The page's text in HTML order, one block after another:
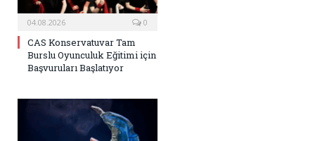
04.08.2026 0
CAS Konservatuvar Tam
Burslu Oyunculuk Eğitimi için
Başvuruları Başlatıyor